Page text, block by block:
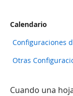
Calendario
Configuraciones
Otras
Cuando una